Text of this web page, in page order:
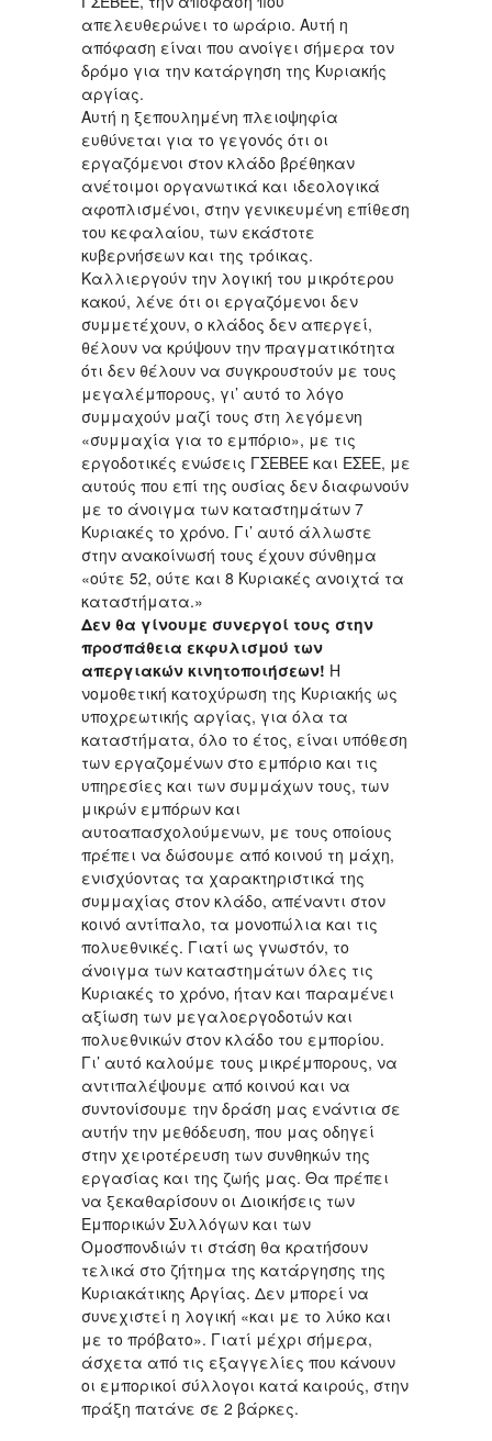
απελευθερώνει το ωράριο. Αυτή η
απόφαση είναι που ανοίγει σήμερα τον
δρόμο για την κατάργηση της Κυριακής
αργίας.
Αυτή η ξεπουλημένη πλειοψηφία
ευθύνεται για το γεγονός ότι οι
εργαζόμενοι στον κλάδο βρέθηκαν
ανέτοιμοι οργανωτικά και ιδεολογικά
αφοπλισμένοι, στην γενικευμένη επίθεση
του κεφαλαίου, των εκάστοτε
κυβερνήσεων και της τρόικας.
Καλλιεργούν την λογική του μικρότερου
κακού, λένε ότι οι εργαζόμενοι δεν
συμμετέχουν, ο κλάδος δεν απεργεί,
θέλουν να κρύψουν την πραγματικότητα
ότι δεν θέλουν να συγκρουστούν με τους
μεγαλέμπορους, γι’ αυτό το λόγο
συμμαχούν μαζί τους στη λεγόμενη
«συμμαχία για το εμπόριο», με τις
εργοδοτικές ενώσεις ΓΣΕΒΕΕ και ΕΣΕΕ, με
αυτούς που επί της ουσίας δεν διαφωνούν
με το άνοιγμα των καταστημάτων 7
Κυριακές το χρόνο. Γι’ αυτό άλλωστε
στην ανακοίνωσή τους έχουν σύνθημα
«ούτε 52, ούτε και 8 Κυριακές ανοιχτά τα
καταστήματα.»
Δεν θα γίνουμε συνεργοί τους στην
προσπάθεια εκφυλισμού των
απεργιακών κινητοποιήσεων! Η
νομοθετική κατοχύρωση της Κυριακής ως
υποχρεωτικής αργίας, για όλα τα
καταστήματα, όλο το έτος, είναι υπόθεση
των εργαζομένων στο εμπόριο και τις
υπηρεσίες και των συμμάχων τους, των
μικρών εμπόρων και
αυτοαπασχολούμενων, με τους οποίους
πρέπει να δώσουμε από κοινού τη μάχη,
ενισχύοντας τα χαρακτηριστικά της
συμμαχίας στον κλάδο, απέναντι στον
κοινό αντίπαλο, τα μονοπώλια και τις
πολυεθνικές. Γιατί ως γνωστόν, το
άνοιγμα των καταστημάτων όλες τις
Κυριακές το χρόνο, ήταν και παραμένει
αξίωση των μεγαλοεργοδοτών και
πολυεθνικών στον κλάδο του εμπορίου.
Γι’ αυτό καλούμε τους μικρέμπορους, να
αντιπαλέψουμε από κοινού και να
συντονίσουμε την δράση μας ενάντια σε
αυτήν την μεθόδευση, που μας οδηγεί
στην χειροτέρευση των συνθηκών της
εργασίας και της ζωής μας. Θα πρέπει
να ξεκαθαρίσουν οι Διοικήσεις των
Εμπορικών Συλλόγων και των
Ομοσπονδιών τι στάση θα κρατήσουν
τελικά στο ζήτημα της κατάργησης της
Κυριακάτικης Αργίας. Δεν μπορεί να
συνεχιστεί η λογική «και με το λύκο και
με το πρόβατο». Γιατί μέχρι σήμερα,
άσχετα από τις εξαγγελίες που κάνουν
οι εμπορικοί σύλλογοι κατά καιρούς, στην
πράξη πατάνε σε 2 βάρκες.